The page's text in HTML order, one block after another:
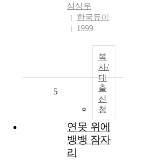
심상우
한국듀이
1999
복
사/
대
출
신
청
5
연못 위에
뱅뱅 잠자
리